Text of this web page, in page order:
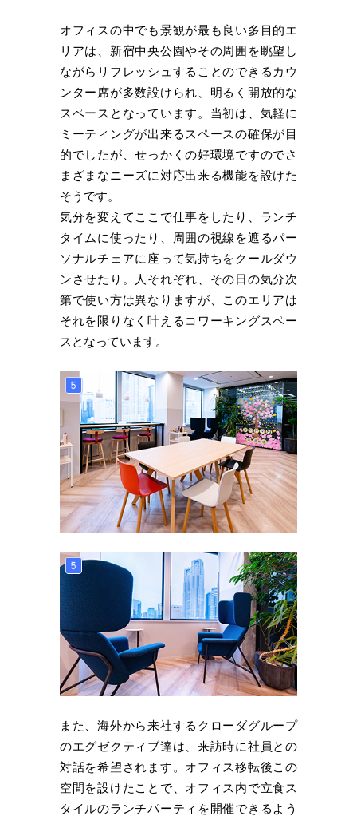
オフィスの中でも景観が最も良い多目的エ
リアは、新宿中央公園やその周囲を眺望し
ながらリフレッシュすることのできるカウ
ンター席が多数設けられ、明るく開放的な
スペースとなっています。当初は、気軽に
ミーティングが出来るスペースの確保が目
的でしたが、せっかくの好環境ですのでさ
まざまなニーズに対応出来る機能を設けた
そうです。
気分を変えてここで仕事をしたり、ランチ
タイムに使ったり、周囲の視線を遮るパー
ソナルチェアに座って気持ちをクールダウ
ンさせたり。人それぞれ、その日の気分次
第で使い方は異なりますが、このエリアは
それを限りなく叶えるコワーキングスペー
スとなっています。
また、海外から来社するクローダグループ
のエグゼクティブ達は、来訪時に社員との
対話を希望されます。オフィス移転後この
空間を設けたことで、オフィス内で立食ス
タイルのランチパーティを開催できるよう